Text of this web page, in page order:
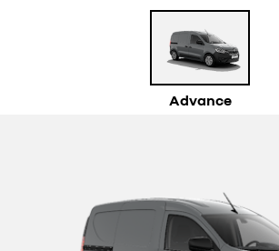
Advance